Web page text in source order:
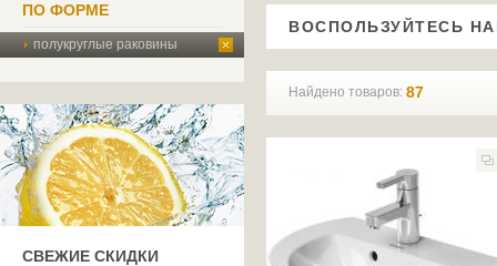
ПО ФОРМЕ
полукруглые раковины
СВЕЖИЕ СКИДКИ
ВОСПОЛЬЗУЙТЕСЬ
Найдено товаров: 87